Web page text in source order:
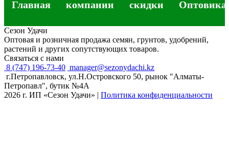
Главная
компании
скидки
Сезон Удачи
Оптовая и розничная продажа семян, грунтов, удобрений,
растений и других сопутствующих товаров.
Связаться с нами
8 (747) 196-73-40 manager@sezonydachi.kz
г.Петропавловск, ул.Н.Островского 50, рынок "Алматы-
Петропавл", бутик №4A
2026 г. ИП «Сезон Удачи» | Политика конфиденциальности